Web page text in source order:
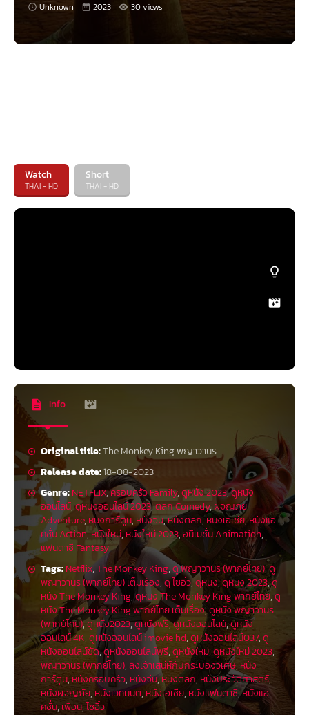
หากเอ่ยชื่อผู้กำกับ “แอนโธนี สตาชชี” อาจจะไม่ค่อยคุ้นสักเท่าไหร่ เพราะเคยมี
เครดิตแค่เป็นผู้ช่วยผู้กำกับจากหนังแอนิเมชั่น Open Season เมื่อเกือบ 20 ปี
ก่อน แล้วก็มีแอนิเมชั่นฟอร์มเล็ก ๆ อย่าง The Boxtrolls อีกเรื่องเท่านั้น แต่
หนู ๆ เด็กดูได้เพลินอรรถรสมากทีเดียว ส่วนผู้ใหญ่ก็สามารถหัวเราะหึหึตามได้
The Monkey King ที่แน่นอนว่าเรารู้ว่ามีแรงบันดาลใจมาจากตำนานไซอิ๋วที่คุ้น
เคยกันดี แต่นี่ไม่ใช่การเดินตามรอยเดิมของไซอิ๋ว เพราะเป็นการปรุงแต่งเรื่อง
ใหม่ขึ้นมาบนพื้นฐานเดิม จังหวะการเล่าเรื่องค่อนข้างเอ็นจอยดี มีมุกตลกและ
ความโบ๊ะบ๊ะแบบง่าย ๆ ให้ได้เชยชม อีกทั้งหนังยังมีกลิ่นอายจากหนังเอเชียเรื่อง
ดัง ๆ มาเป็นส่วนผสม ไม่ว่าจะเป็น Mulan หรือ Kung Fu Hustle อะไรทำนองนั้น
องค์ประกอบงานสร้างของ The Monkey King ถือว่าเซอร์ไพรส์เบา ๆ แม้ว่าหนัง
จะเต็มไปด้วยเทคนิคหนังแอนิเมชั่นสามมิติทั่ว ๆ ไป แต่ก็มีความฉูดฉาดและสีสัน
ในการดีไซน์แอคชั่นต่าง ๆ ได้อย่างน่าทึ่ง นี่คือหนังการ์ตูนที่เต็มไปด้วยลีลาแอคชั่
นที่สนุกในหลาย ๆ ซีน ผนวกเข้ากับมาดกวน ๆ ของคาแรกเตอร์หลักได้อย่าง
ลงตัว อีกทั้งยังเก็บรายละเอียดวัฒนธรรมจีนได้อย่างน่าพอใจ ถึงจะไม่ลงลึก
มากแต่ก็บันเทิงใช้ได้ดี
Unknown 2023 30 views
Watch
THAI - HD
Short
THAI - HD
Info
Original title:The Monkey King พญาวานร
Release date:18-08-2023
Genre:NETFLIX,ครอบครัว Family,ดูหนัง 2023,ดูหนัง
ออนไลน์,ดูหนังออนไลน์ 2023,ตลก Comedy,ผจญภัย
Adventure, หนังการ์ตูน, หนังจีน,หนังตลก, หนังเอเชีย,หนังแอ
คชั่น Action,หนังใหม่, หนังใหม่ 2023,อนิเมชั่น Animation,
แฟนตาซี Fantasy
Tags:Netflix,The Monkey King,ดู พญาวานร (พากย์ไทย),ดู
พญาวานร (พากย์ไทย) เต็มเรื่อง,ดู ไซอิ๋ว,ดูหนัง,ดูหนัง 2023,ดู
หนัง The Monkey King,ดูหนัง The Monkey King พากย์ไทย,ดู
หนัง The Monkey King พากย์ไทย เต็มเรื่อง,ดูหนัง พญาวานร
(พากย์ไทย),ดูหนัง2023,ดูหนังฟรี,ดูหนังออนไลน์,ดูหนัง
ออนไลน์ 4K,ดูหนังออนไลน์ imovie hd,ดูหนังออนไลน์037,ดู
หนังออนไลน์ชัด,ดูหนังออนไลน์ฟรี,ดูหนังใหม่,ดูหนังใหม่ 2023,
พญาวานร (พากย์ไทย),ลิงเจ้าเสน่ห์กับกระบองวิเศษ, หนัง
การ์ตูน, หนังครอบครัว, หนังจีน,หนังตลก, หนังประวัติศาสตร์,
หนังผจญภัย, หนังเวทมนต์, หนังเอเชีย, หนังแฟนตาซี,หนังแอ
คชั่น, เพื่อน,ไซอิ๋ว